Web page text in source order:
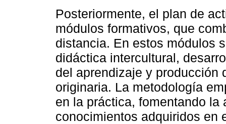
Posteriormente, el plan de
módulos formativos, que
distancia. En estos módulos
didáctica intercultural,
del aprendizaje y producción
originaria. La metodología
en la práctica, fomentando
conocimientos adquiridos en